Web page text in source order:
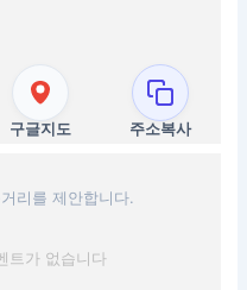
구글지도 주소복사
리를 제안합니다.
트가 없습니다